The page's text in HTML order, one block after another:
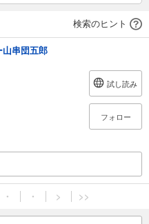
検索のヒント
山串団五郎
試し読み
フォロー
・ ・ > >>